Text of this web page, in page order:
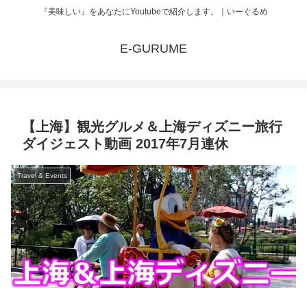
『美味しい』をあなたにYoutubeで紹介します。｜いーぐるめ
E-GURUME
【上海】観光グルメ＆上海ディズニー旅行
ダイジェスト動画 2017年7月連休
Travel & Events